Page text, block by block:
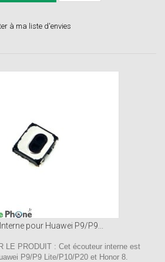
à ma liste d'envies
pour Huawei P9/P9...
LE PRODUIT : Cet écouteur interne est
P9/P9 Lite/P10/P20 et Honor 8.